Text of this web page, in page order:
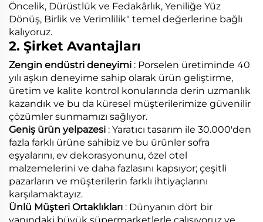
Öncelik, Dürüstlük ve Fedakârlık, Yeniliğe Yüz
Dönüş, Birlik ve Verimlilik" temel değerlerine bağlı
kalıyoruz.
2. Şirket Avantajları
Zengin endüstri deneyimi : Porselen üretiminde 40
yılı aşkın deneyime sahip olarak ürün geliştirme,
üretim ve kalite kontrol konularında derin uzmanlık
kazandık ve bu da küresel müşterilerimize güvenilir
çözümler sunmamızı sağlıyor.
Geniş ürün yelpazesi : Yaratıcı tasarım ile 30.000'den
fazla farklı ürüne sahibiz ve bu ürünler sofra
eşyalarını, ev dekorasyonunu, özel otel
malzemelerini ve daha fazlasını kapsıyor; çeşitli
pazarların ve müşterilerin farklı ihtiyaçlarını
karşılamaktayız.
Ünlü Müşteri Ortaklıkları : Dünyanın dört bir